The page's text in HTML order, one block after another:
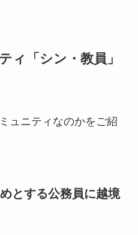
ィ「シン・教員」
ュニティなのかをご紹
とする公務員に越境